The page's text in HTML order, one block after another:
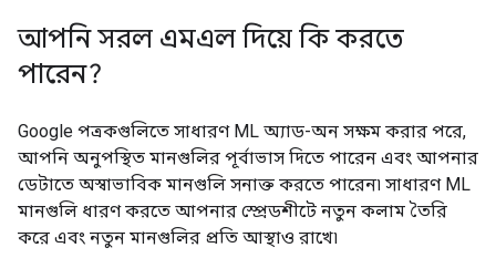
আপনি সরল এমএল দিয়ে কি করতে
পারেন?
Google পত্রকগুলিতে সাধারণ ML অ্যাড-অন সক্ষম করার পরে,
আপনি অনুপস্থিত মানগুলির পূর্বাভাস দিতে পারেন এবং আপনার
ডেটাতে অস্বাভাবিক মানগুলি সনাক্ত করতে পারেন৷ সাধারণ ML
মানগুলি ধারণ করতে আপনার স্প্রেডশীটে নতুন কলাম তৈরি
করে এবং নতুন মানগুলির প্রতি আস্থাও রাখে৷